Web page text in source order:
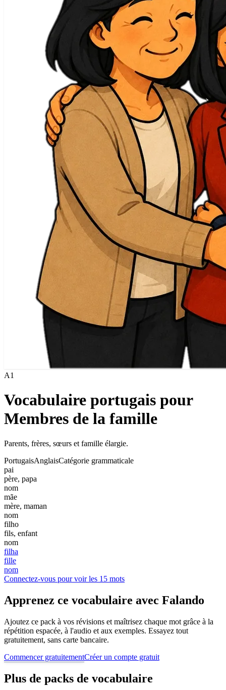
A1
Vocabulaire portugais pour
Membres de la famille
Parents, frères, sœurs et famille élargie.
PortugaisAnglaisCatégorie grammaticale
pai
père, papa
nom
mãe
mère, maman
nom
filho
fils, enfant
nom
filha
fille
nom
Connectez-vous pour voir les 15 mots
Apprenez ce vocabulaire avec Falando
Ajoutez ce pack à vos révisions et maîtrisez chaque mot grâce à la
répétition espacée, à l'audio et aux exemples. Essayez tout
gratuitement, sans carte bancaire.
Commencer gratuitementCréer un compte gratuit
Plus de packs de vocabulaire